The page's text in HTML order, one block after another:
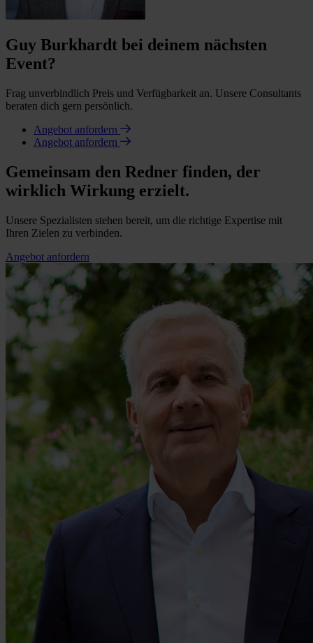
Guy Burkhardt bei deinem nächsten
Event?
Frag unverbindlich Preis und Verfügbarkeit an. Unsere Consultants
beraten dich gern persönlich.
Angebot anfordern
Angebot anfordern
Gemeinsam den Redner finden, der
wirklich Wirkung erzielt.
Unsere Spezialisten stehen bereit, um die richtige Expertise mit
Ihren Zielen zu verbinden.
Angebot anfordern